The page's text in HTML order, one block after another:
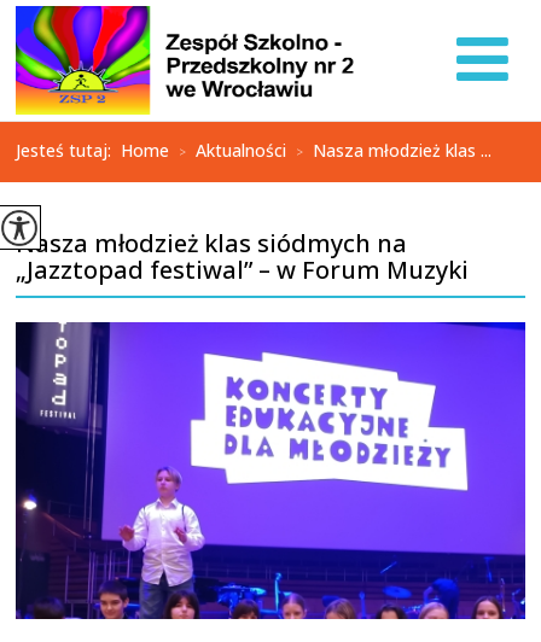
Jesteś tutaj: Home > Aktualności > Nasza młodzież klas ...
Nasza młodzież klas siódmych na
„Jazztopad festiwal” – w Forum Muzyki